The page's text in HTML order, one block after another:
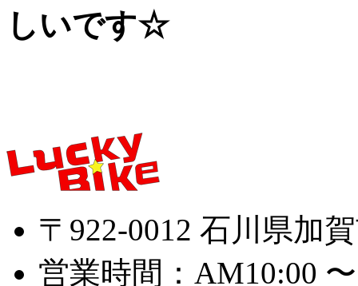
しいです☆
〒922-0012 石川県加
営業時間：AM10:00